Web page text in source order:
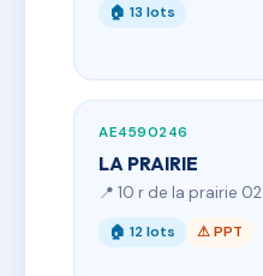
🏠 13 lots
AE4590246
LA PRAIRIE
📍 10 r de la prairie
🏠 12 lots ⚠ PPT